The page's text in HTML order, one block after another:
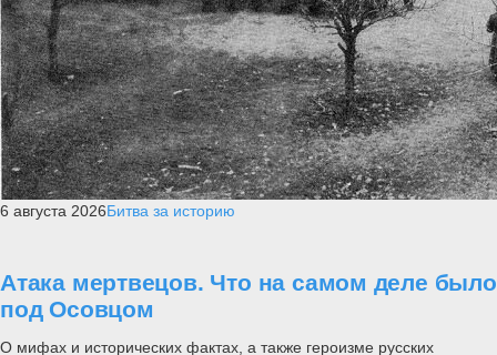
6 августа 2026Битва за историю
Атака мертвецов. Что на самом деле было
под Осовцом
О мифах и исторических фактах, а также героизме русских